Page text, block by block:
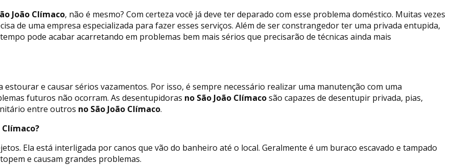
João Clímaco, não é mesmo? Com certeza você já deve ter deparado com esse problema doméstico. Muitas vezes
de uma empresa especializada para fazer esses serviços. Além de ser constrangedor ter uma privada entupida,
pode acabar acarretando em problemas bem mais sérios que precisarão de técnicas ainda mais
e causar sérios vazamentos. Por isso, é sempre necessário realizar uma manutenção com uma
futuros não ocorram. As desentupidoras no São João Clímacosão capazes de desentupir privada, pias,
entre outros no São João Clímaco.
Ela está interligada por canos que vão do banheiro até o local. Geralmente é um buraco escavado e tampado
e causam grandes problemas.